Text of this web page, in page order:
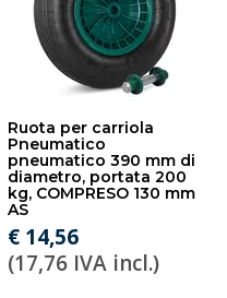
Ruota per carriola
Pneumatico
pneumatico 390 mm di
diametro, portata 200
kg, COMPRESO 130 mm
AS
€ 14,56
(17,76 IVA incl.)